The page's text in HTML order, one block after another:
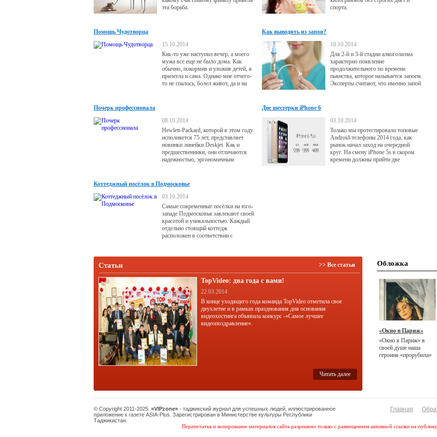
эта борьба.
спорта.
Помощь Чудотворца
15.10.2014
Как-то уже наступил вечер, а моего
мужа все еще не было дома. Как
обычно, покормив и уложив детей, я
прилегла и сама. Однако мне отчего-
то не спалось, болел живот, да и на
одному, то по другому поводу. Его
пьяным разборкам не предвиделось
конца, на мои увещевания он
Как выводить из запоя?
10.10.2014
Для 2-й и 3-й стадии алкоголизма
характерно появление
продолжительного по времени
пьянства, которое называется запоем.
Эксперты считают, что именно запой
Почерк профессионала
08.10.2014
Hewlett-Packard, которой в этом году
исполняется 75 лет, представляет
новинки линейки Deskjet. Как и
предшественники, они отличаются
надежностью, эргономичным
Две шестерки iPhone 6
03.10.2014
Только мы протестировали топовые
Android-телефоны 2014 года, как
рынок начал заход на очередной
круг. На смену iPhone 5s в скором
времени должны прийти две
Коттеджный посёлок в Подмосковье
03.10.2014
Самые современные посёлки на юго-
западе Подмосковья завлекают своей
красотой и уникальностью. Каждый
отдельно стоящий коттедж
расположен в соответствии с
Статьи >> Все статьи
TopVideo: два года с вами!
22.03.2014
В конце уходящего года команда TopVideo отметила свое
двухлетие и в рамках празднования дня основания
видеохостинга объявила конкурс -«Самое лучшее
видеопоздравление».
Читать далее
Обложка
«Окно в Париж»
«Окно в Париж» в
своей душе наша
героиня «прорубила»
© Copyright 2011-2025. «VIPzone» - таджикский журнал для успешных людей, иллюстрированное
приложение к газете ASIA-Plus. Зарегистрирован в Министерстве культуры Республики
Таджикистан.
Главная
Перепечатка и копирование материалов сайта разрешено только с размещением активной ссылки на